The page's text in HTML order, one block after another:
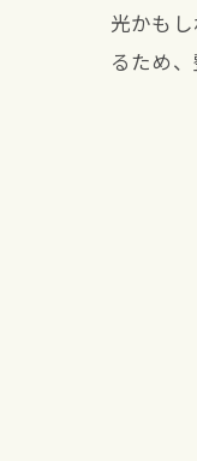
光かも
るため